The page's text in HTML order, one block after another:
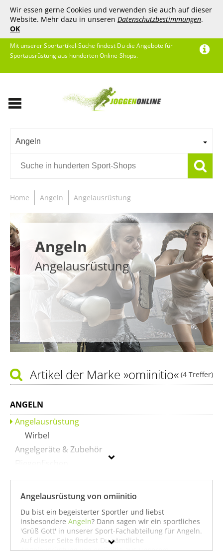
Wir essen gerne Cookies und verwenden sie auch auf dieser
Website. Mehr dazu in unseren Datenschutzbestimmungen.
OK
Mit unserer Sportartikel-Suche findest Du die Angebote für
Sportausrüstung aus hunderten Online-Shops.
Angeln
Home Angeln Angelausrüstung
Angeln
Angelausrüstung
(4 Treffer)
Artikel der Marke »omiinitio«
ANGELN
Angelausrüstung
Wirbel
Angelgeräte & Zubehör
Köder
Ruten
omiinitio
Geschlecht
Angelausrüstung von omiinitio
Du bist ein begeisterter Sportler und liebst
insbesondere Angeln? Dann sagen wir ein sportliches
'Grüß Gott' in unserer Sport-Fachabteilung für Angeln.
Auf dieser Seite findest Du sämtliche